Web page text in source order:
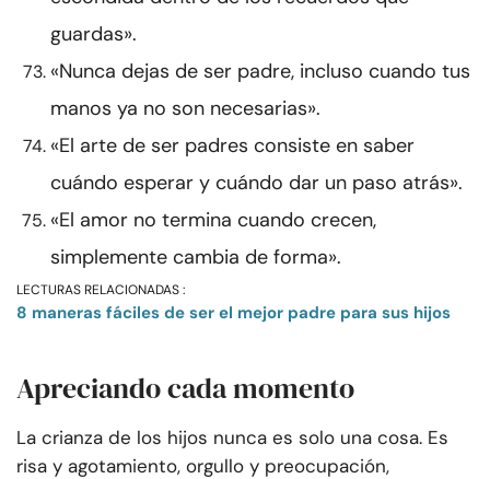
guardas».
«Nunca dejas de ser padre, incluso cuando tus
manos ya no son necesarias».
«El arte de ser padres consiste en saber
cuándo esperar y cuándo dar un paso atrás».
«El amor no termina cuando crecen,
simplemente cambia de forma».
LECTURAS RELACIONADAS :
8 maneras fáciles de ser el mejor padre para sus hijos
Apreciando cada momento
La crianza de los hijos nunca es solo una cosa. Es
risa y agotamiento, orgullo y preocupación,